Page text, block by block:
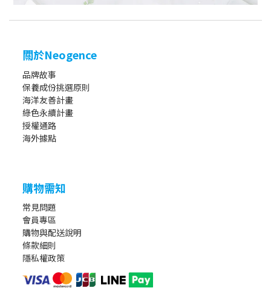
關於Neogence
品牌故事
保養成份挑選原則
海洋友善計畫
綠色永續計畫
授權通路
海外據點
購物需知
常見問題
會員專區
購物與配送說明
條款細則
隱私權政策